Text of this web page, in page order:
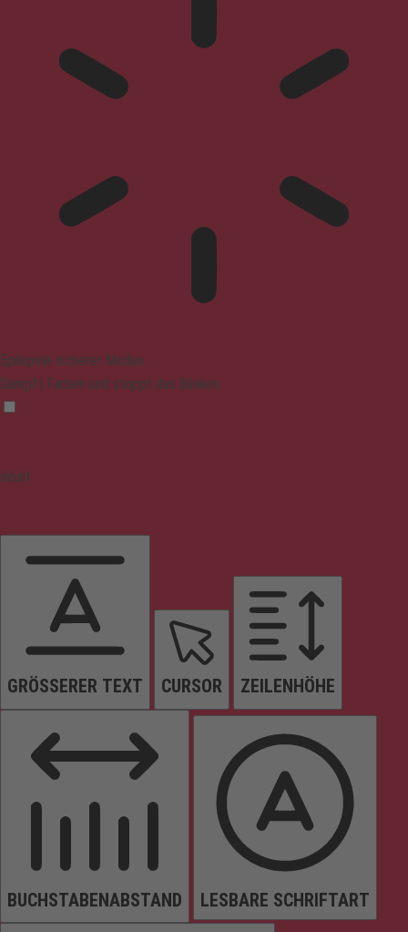
Epilepsie-sicherer Modus
Dämpft Farben und stoppt das Blinken
Inhalt
GRÖSSERER TEXT CURSOR ZEILENHÖHE
BUCHSTABENABSTAND LESBARE SCHRIFTART